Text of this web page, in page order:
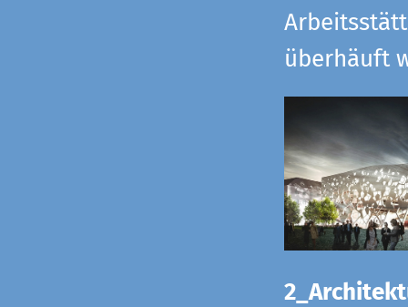
überhäuft